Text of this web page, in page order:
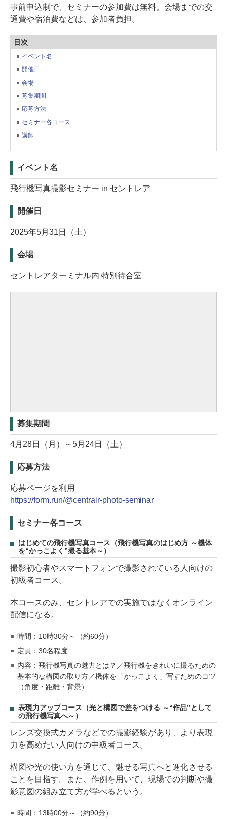
事前申込制で、セミナーの参加費は無料。会場までの交
通費や宿泊費などは、参加者負担。
目次
イベント名
開催日
会場
募集期間
応募方法
セミナー各コース
講師
イベント名
飛行機写真撮影セミナー in セントレア
開催日
2025年5月31日（土）
会場
セントレアターミナル内 特別待合室
募集期間
4月28日（月）～5月24日（土）
応募方法
応募ページを利用
https://form.run/@centrair-photo-seminar
セミナー各コース
はじめての飛行機写真コース（飛行機写真のはじめ方 ～機体
を“かっこよく”撮る基本～）
撮影初心者やスマートフォンで撮影されている人向けの
初級者コース。
本コースのみ、セントレアでの実施ではなくオンライン
配信になる。
時間：10時30分～（約60分）
定員：30名程度
内容：飛行機写真の魅力とは？／飛行機をきれいに撮るための
基本的な構図の取り方／機体を「かっこよく」写すためのコツ
（角度・距離・背景）
表現力アップコース（光と構図で差をつける ～“作品”として
の飛行機写真へ～）
レンズ交換式カメラなどでの撮影経験があり、より表現
力を高めたい人向けの中級者コース。
構図や光の使い方を通じて、魅せる写真へと進化させる
ことを目指す。また、作例を用いて、現場での判断や撮
影意図の組み立て方が学べるという。
時間：13時00分～（約90分）